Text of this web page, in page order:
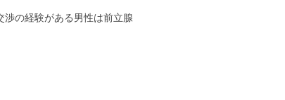
の経験がある男性は前立腺